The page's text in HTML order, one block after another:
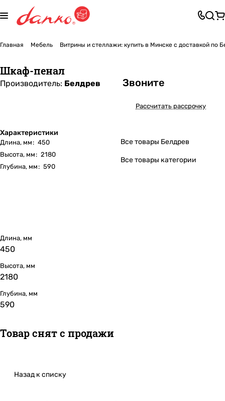
Главная Мебель Витрины и стеллажи: купить в Минске с доставкой по
Шкаф-пенал
Производитель: Белдрев
Характеристики
Длина, мм: 450
Высота, мм: 2180
Глубина, мм: 590
Звоните
Рассчитать рассрочку
Все товары Белдрев
Все товары категории
Длина, мм
450
Высота, мм
2180
Глубина, мм
590
Товар снят с продажи
Назад к списку